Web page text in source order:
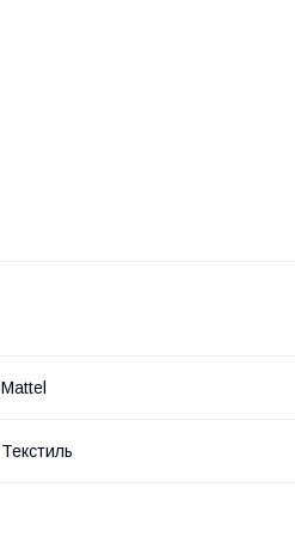
Mattel
Текстиль